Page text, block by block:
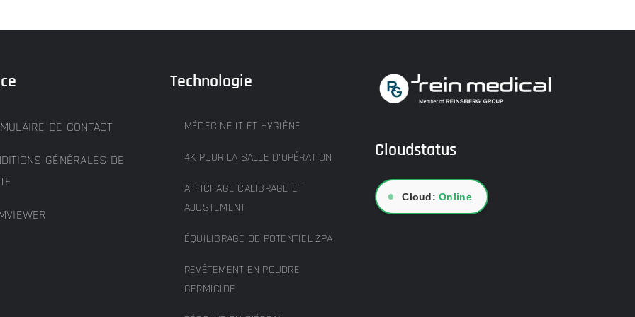
DE CONTACT
GÉNÉRALES DE
Technologie
MÉDECINE IT ET HYGIÈNE
4K POUR LA SALLE D’OPÉRATION
AFFICHAGE CALIBRAGE ET
AJUSTEMENT
ÉQUILIBRAGE DE POTENTIEL ZPA
REVÊTEMENT EN POUDRE
GERMICIDE
Cloudstatus
● Cloud:Online